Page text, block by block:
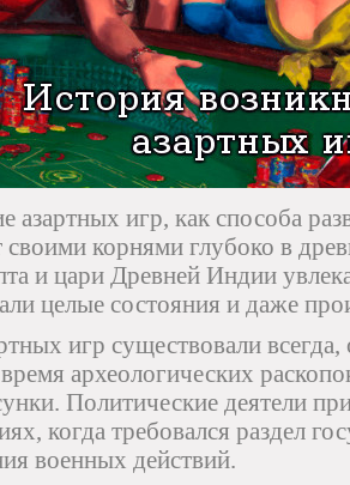
азартных игр, как способа
своими корнями глубоко в
и цари Древней Индии
целые состояния и даже
игр существовали всегда,
археологических
Политические деятели
когда требовался раздел
военных действий.